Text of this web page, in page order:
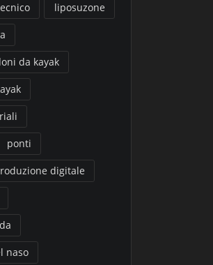
liposuzone
da kayak
ponti
digitale
naso